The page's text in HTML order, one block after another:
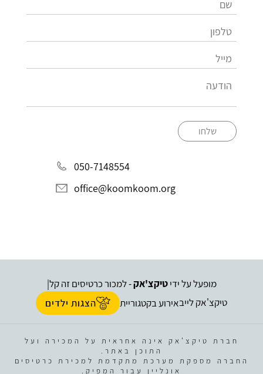
שלחו
050-7148554
office@koomkoom.org
מופעל על ידיטיקצ'אק- למכור כרטיסים זה קל
טיקצ'אק לייבאירוע בקטגוריית הצגות ילדים
חברת טיקצ'אק אינה אחראית על המכירה ועל
התוכן באתר.
החברה מספקת מערכת מתקדמת למכירת כרטיסים
אונליין עבור המפיק.